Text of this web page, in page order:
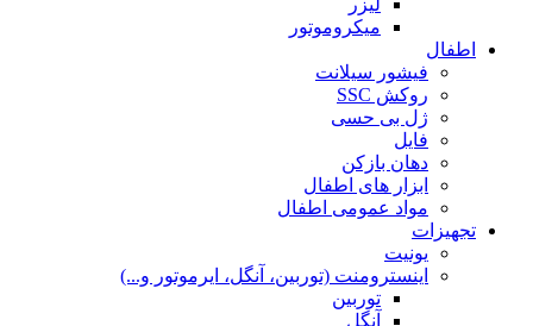
میکروموتور
اطفال
فیشور سیلانت
روکش SSC
ژل بی حسی
فایل
دهان بازکن
ابزار های اطفال
مواد عمومی اطفال
تجهیزات
یونیت
اینسترومنت (توربین، آنگل، ایرموتور و...)
توربین
آنگل